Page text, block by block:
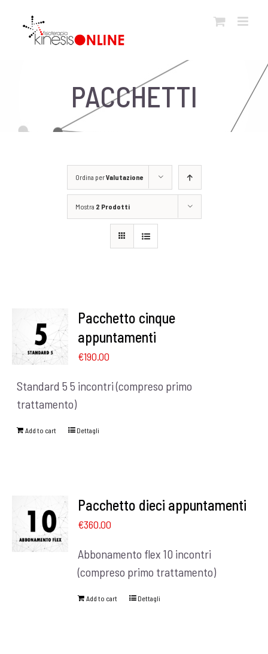
contenuto
PACCHETTI
Ordina perValutazione
Mostra 2 Prodotti
Pacchetto cinque
appuntamenti
€190.00
Standard 5 5 incontri (compreso primo
trattamento)
Add to cart Dettagli
Pacchetto dieci appuntamenti
€360.00
Abbonamento flex 10 incontri
(compreso primo trattamento)
Add to cart Dettagli